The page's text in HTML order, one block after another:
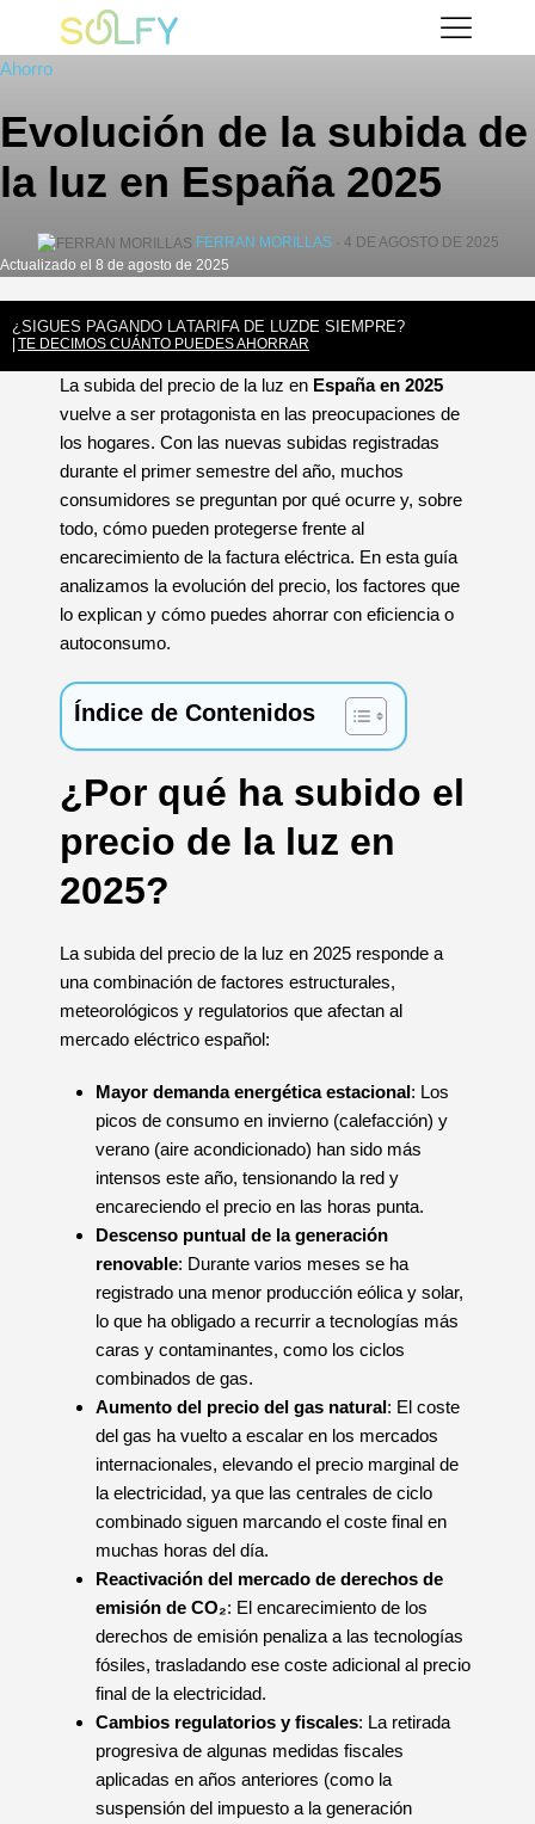
contenido
Solfy
Ahorro
Evolución de la subida de
la luz en España 2025
FERRAN MORILLAS· 4 DE AGOSTO DE 2025
Actualizado el 8 de agosto de 2025
¿SIGUES PAGANDO LATARIFA DE LUZDE SIEMPRE?
TE DECIMOS CUÁNTO PUEDES AHORRAR
La subida del precio de la luz en España en 2025
vuelve a ser protagonista en las preocupaciones de
los hogares. Con las nuevas subidas registradas
durante el primer semestre del año, muchos
consumidores se preguntan por qué ocurre y, sobre
todo, cómo pueden protegerse frente al
encarecimiento de la factura eléctrica. En esta guía
analizamos la evolución del precio, los factores que
lo explican y cómo puedes ahorrar con eficiencia o
autoconsumo.
Índice de Contenidos
¿Por qué ha subido el
precio de la luz en
2025?
La subida del precio de la luz en 2025 responde a
una combinación de factores estructurales,
meteorológicos y regulatorios que afectan al
mercado eléctrico español:
Mayor demanda energética estacional: Los
picos de consumo en invierno (calefacción) y
verano (aire acondicionado) han sido más
intensos este año, tensionando la red y
encareciendo el precio en las horas punta.
Descenso puntual de la generación
renovable: Durante varios meses se ha
registrado una menor producción eólica y solar,
lo que ha obligado a recurrir a tecnologías más
caras y contaminantes, como los ciclos
combinados de gas.
Aumento del precio del gas natural: El coste
del gas ha vuelto a escalar en los mercados
internacionales, elevando el precio marginal de
la electricidad, ya que las centrales de ciclo
combinado siguen marcando el coste final en
muchas horas del día.
Reactivación del mercado de derechos de
emisión de CO₂: El encarecimiento de los
derechos de emisión penaliza a las tecnologías
fósiles, trasladando ese coste adicional al precio
final de la electricidad.
Cambios regulatorios y fiscales: La retirada
progresiva de algunas medidas fiscales
aplicadas en años anteriores (como la
suspensión del impuesto a la generación